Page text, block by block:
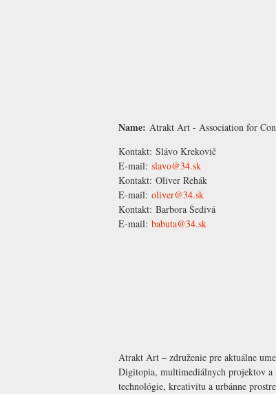
Name: Atrakt Art - Association for
Kontakt: Slávo Krekovič
E-mail: slavo@34.sk
Kontakt: Oliver Rehák
E-mail: oliver@34.sk
Kontakt: Barbora Šedivá
E-mail: babuta@34.sk
Atrakt Art – združenie pre aktuálne
Digitopia, multimediálnych projektov a
technológie, kreativitu a urbánne